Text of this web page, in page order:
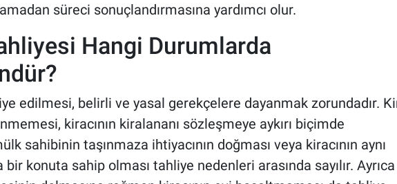
süreci sonuçlandırmasına yardımcı olur.
Hangi Durumlarda
edilmesi, belirli ve yasal gerekçelere dayanmak zorundadır.
kiracının kiralananı sözleşmeye aykırı biçimde
sahibinin taşınmaza ihtiyacının doğması veya kiracının aynı
konuta sahip olması tahliye nedenleri arasında sayılır. Ayrıca